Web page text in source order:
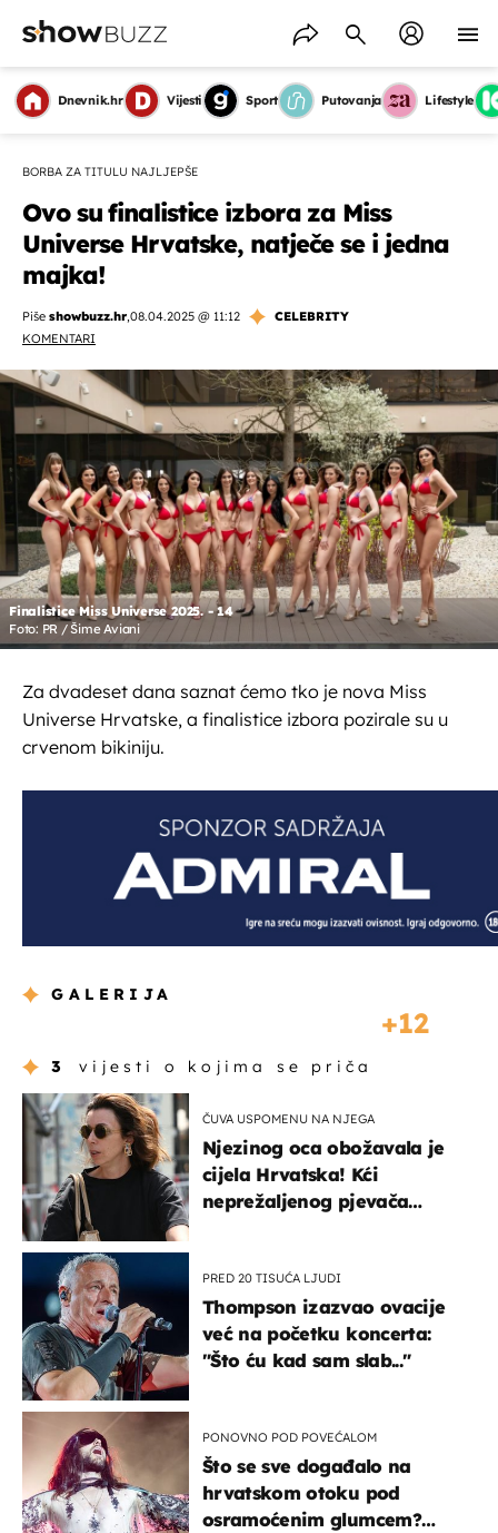
Dnevnik.hr Vijesti Sport Putovanja Lifestyle
BORBA ZA TITULU NAJLJEPŠE
Ovo su finalistice izbora za Miss
Universe Hrvatske, natječe se i jedna
majka!
Piše showbuzz.hr,08.04.2025 @ 11:12
CELEBRITY
KOMENTARI
Finalistice Miss Universe 2025. - 14
Foto: PR / Šime Aviani
Za dvadeset dana saznat ćemo tko je nova Miss
Universe Hrvatske, a finalistice izbora pozirale su u
crvenom bikiniju.
GALERIJA
12
3 vijesti o kojima se priča
ČUVA USPOMENU NA NJEGA
Njezinog oca obožavala je
cijela Hrvatska! Kći
neprežaljenog pjevača
PRED 20 TISUĆA LJUDI
Thompson izazvao ovacije
već na početku koncerta:
"Što ću kad sam slab..."
PONOVNO POD POVEĆALOM
Što se sve događalo na
hrvatskom otoku pod
osramoćenim glumcem?
OMOGUĆI OBAVIJESTI